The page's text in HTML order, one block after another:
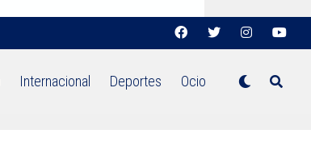
Internacional Deportes Ocio